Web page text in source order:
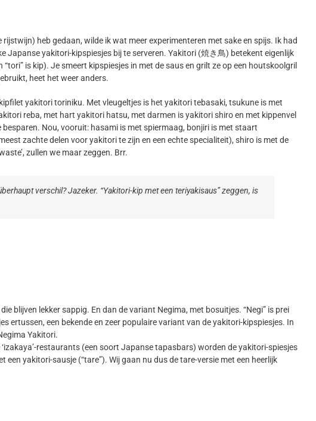
heb gedaan, wilde ik wat meer experimenteren met sake en spijs. Ik had
Japanse yakitori-kipspiesjes bij te serveren. Yakitori (焼き鳥) betekent eigenlijk
is kip). Je smeert kipspiesjes in met de saus en grilt ze op een houtskoolgril
heet het weer anders.
yakitori toriniku. Met vleugeltjes is het yakitori tebasaki, tsukune is met
reba, met hart yakitori hatsu, met darmen is yakitori shiro en met kippenvel
Nou, vooruit: hasami is met spiermaag, bonjiri is met staart
zachte delen voor yakitori te zijn en een echte specialiteit), shiro is met de
zullen we maar zeggen. Brr.
verschil? Jazeker. “Yakitori-kip met een teriyakisaus” zeggen, is
blijven lekker sappig. En dan de variant Negima, met bosuitjes. “Negi” is prei
ertussen, een bekende en zeer populaire variant van de yakitori-kipspiesjes. In
Yakitori.
restaurants (een soort Japanse tapasbars) worden de yakitori-spiesjes
een yakitori-sausje (“tare”). Wij gaan nu dus de tare-versie met een heerlijk